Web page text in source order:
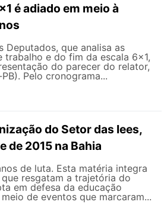
é adiado em meio à
Deputados, que analisa as
e do fim da escala 6x1,
do parecer do relator,
Pelo cronograma...
do Setor das Iees,
de 2015 na Bahia
de luta. Esta matéria integra
resgatam a trajetória do
em defesa da educação
de eventos que marcaram...